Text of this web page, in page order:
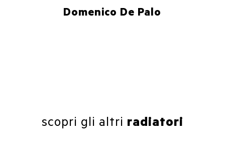
Domenico De Palo
scopri gli altri radiatori